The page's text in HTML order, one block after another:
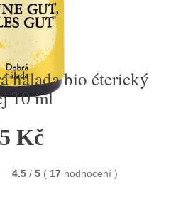
nálada bio éterický
10 ml
Kč
4.5 / 5 ( 17 hodnocení )